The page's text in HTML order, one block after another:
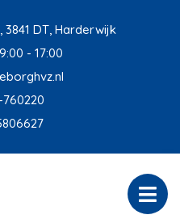
DT, Harderwijk
- 17:00
760220